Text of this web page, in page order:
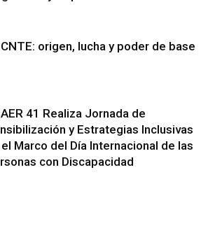
origen, lucha y poder de base
41 Realiza Jornada de
y Estrategias Inclusivas
Marco del Día Internacional de las
con Discapacidad